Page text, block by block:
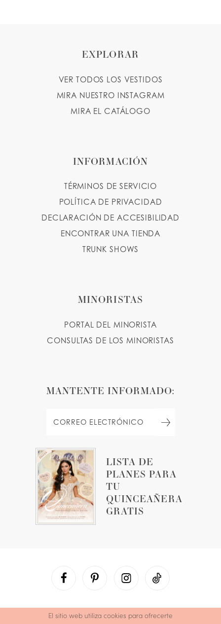
LISTA DE
PLANES PARA
TU
QUINCEAÑERA
GRATIS
EXPLORAR
VER TODOS LOS VESTIDOS
MIRA NUESTRO INSTAGRAM
MIRA EL CATÁLOGO
INFORMACIÓN
TÉRMINOS DE SERVICIO
POLÍTICA DE PRIVACIDAD
DECLARACIÓN DE ACCESIBILIDAD
ENCONTRAR UNA TIENDA
TRUNK SHOWS
MINORISTAS
PORTAL DEL MINORISTA
CONSULTAS DE LOS MINORISTAS
MANTENTE INFORMADO:
El sitio web utiliza cookies para ofrecerte